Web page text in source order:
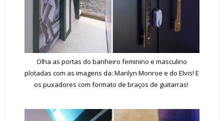
Olha as portas do banheiro feminino e masculino
plotadas com as imagens da: Marilyn Monroe e do Elvis! E
os puxadores com formato de braços de guitarras!